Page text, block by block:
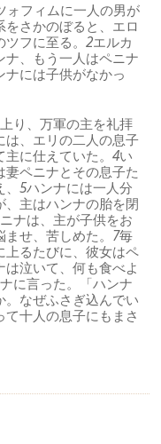
ォフィムに一人の男が
さかのぼると、エロ
ツフに至る。2エルカ
、もう一人はペニナ
には子供がなかっ
り、万軍の主を礼拝
は、エリの二人の息子
主に仕えていた。4い
ペニナとその息子た
、5ハンナには一人分
、主はハンナの胎を閉
ナは、主が子供をお
せ、苦しめた。 7毎
上るたびに、彼女はペ
泣いて、何も食べよ
に言った。「ハンナ
。なぜふさぎ込んでい
十人の息子にもまさ